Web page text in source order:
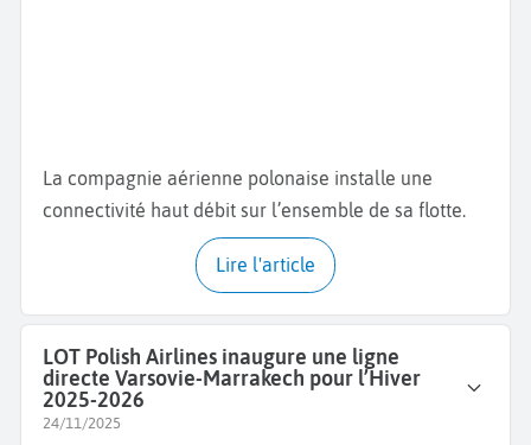
La compagnie aérienne polonaise installe une
connectivité haut débit sur l’ensemble de sa flotte.
Lire l'article
LOT Polish Airlines inaugure une ligne
directe Varsovie-Marrakech pour l’Hiver
2025-2026
24/11/2025